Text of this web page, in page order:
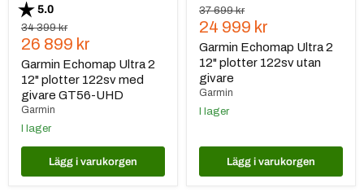
Betyg:
5.0
Ursprungspris
34 399 kr
Nuvarande
pris
26 899 kr
Garmin Echomap Ultra 2
12" plotter 122sv med
givare GT56-UHD
Garmin
I lager
Lägg i varukorgen
Ursprungspris
37 699 kr
Nuvarande
pris
24 999 kr
Garmin Echomap Ultra 2
12" plotter 122sv utan
givare
Garmin
I lager
Lägg i varukorgen